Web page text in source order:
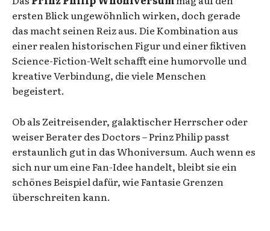
ersten Blick ungewöhnlich wirken, doch gerade
das macht seinen Reiz aus. Die Kombination aus
einer realen historischen Figur und einer fiktiven
Science-Fiction-Welt schafft eine humorvolle und
kreative Verbindung, die viele Menschen
begeistert.
Ob als Zeitreisender, galaktischer Herrscher oder
weiser Berater des Doctors – Prinz Philip passt
erstaunlich gut in das Whoniversum. Auch wenn es
sich nur um eine Fan-Idee handelt, bleibt sie ein
schönes Beispiel dafür, wie Fantasie Grenzen
überschreiten kann.